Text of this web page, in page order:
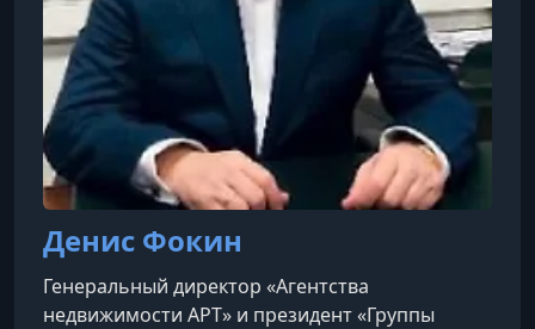
Денис Фокин
Генеральный директор «Агентства
недвижимости АРТ» и президент «Группы